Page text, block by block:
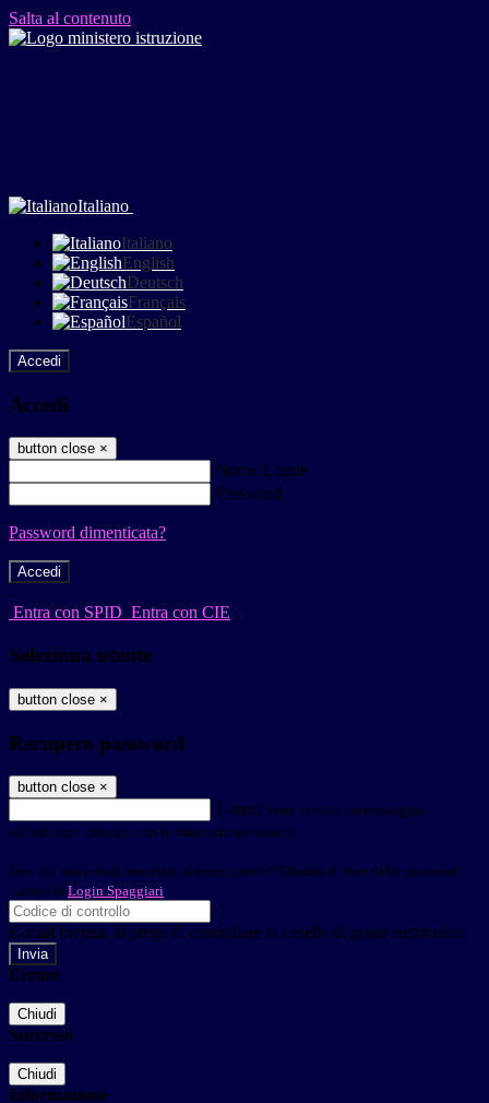
Salta al contenuto
Italiano
Italiano
English
Deutsch
Français
Español
Accedi
Accedi
button close ×
Nome Utente
Password
Password dimenticata?
-
Entra con SPID Entra con CIE
Seleziona utente
button close ×
Recupero password
button close ×
E-mail Verrà inviato un messaggio
all'indirizzo indicato con le istruzioni necessarie.
Non hai una e-mail associata al nome utente? Effettua il reset della password
tramite la Login Spaggiari
E-mail inviata, si prega di controllare la casella di posta elettronica!
Errore
Chiudi
Successo
Chiudi
Informazione